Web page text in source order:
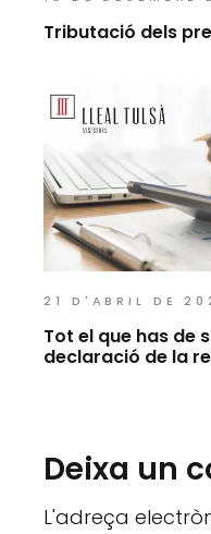
Tributació dels
21 D'ABRIL DE
Tot el que has de
declaració de la
Deixa un
L'adreça